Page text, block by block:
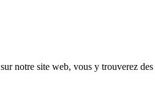
sur notre site web, vous y trouverez